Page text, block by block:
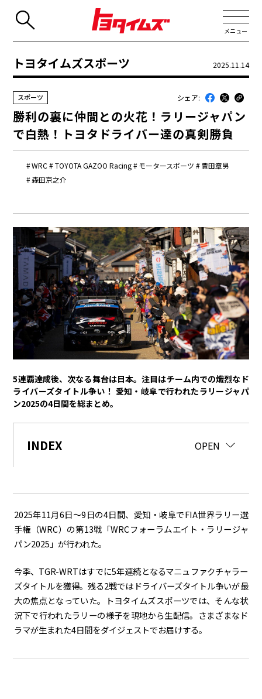
メニュー
JP
最近のトヨタ
連載
コラム
トヨタイムズスポーツ
トヨタイムズPodcast
SDGs
経営
決算 株主総会 労使協議会
スポーツ
トヨタアスリート モータースポーツ
TOYOTA GAZOO Racing
クルマ
ヤリス e-Palette
テクノロジー
カーボンニュートラル 水素エンジン
コーポレート
モビリティカンパニー トヨタグローバル トヨタグループ
モノづくり 日本自動車工業会（自工会）
トヨタイムズスポーツ 2025.11.14
WRC TOYOTA GAZOO Racing モータースポーツ
豊田章男
森田京之介
スポーツ シェア:
勝利の裏に仲間との火花！ラリージャパン
で白熱！トヨタドライバー達の真剣勝負
5連覇達成後、次なる舞台は日本。注目はチーム内での熾烈なド
ライバーズタイトル争い！ 愛知・岐阜で行われたラリージャパ
ン2025の4日間を総まとめ。
INDEX OPEN
CLOSE
2025年11月6日〜9日の4日間、愛知・岐阜でFIA世界ラリー選
手権（WRC）の第13戦「WRCフォーラムエイト・ラリージャ
パン2025」が行われた。
今季、TGR-WRTはすでに5年連続となるマニュファクチャラー
ズタイトルを獲得。残る2戦ではドライバーズタイトル争いが最
大の焦点となっていた。トヨタイムズスポーツでは、そんな状
況下で行われたラリーの様子を現地から生配信。さまざまなド
ラマが生まれた4日間をダイジェストでお届けする。